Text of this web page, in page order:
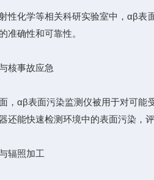
化学等相关科研实验室中，αβ表面
准确性和可靠性。
事故应急
αβ表面污染监测仪被用于对可能受
还能快速检测环境中的表面污染，
辐照加工